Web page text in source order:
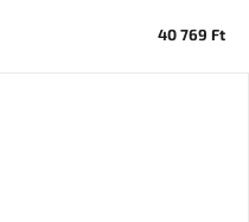
40 769 Ft